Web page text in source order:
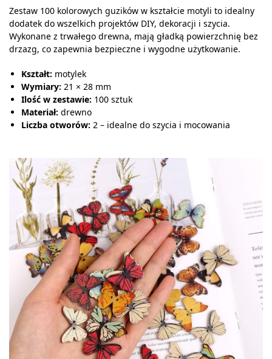
Zestaw 100 kolorowych guzików w kształcie motyli to idealny
dodatek do wszelkich projektów DIY, dekoracji i szycia.
Wykonane z trwałego drewna, mają gładką powierzchnię bez
drzazg, co zapewnia bezpieczne i wygodne użytkowanie.
Kształt: motylek
Wymiary: 21 × 28 mm
Ilość w zestawie: 100 sztuk
Materiał: drewno
Liczba otworów: 2 – idealne do szycia i mocowania